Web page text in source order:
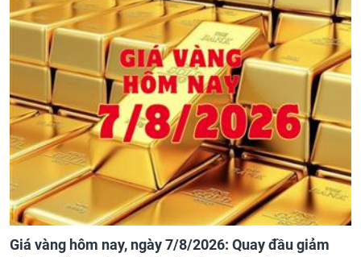
Giá vàng hôm nay, ngày 7/8/2026: Quay đầu giảm